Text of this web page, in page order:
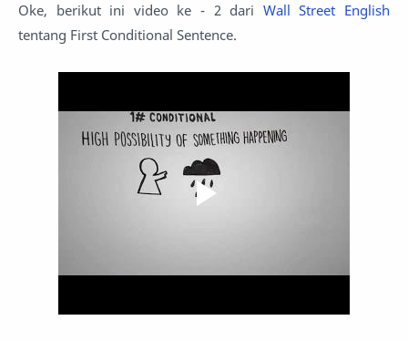
Oke, berikut ini video ke - 2 dari Wall Street English
tentang First Conditional Sentence.